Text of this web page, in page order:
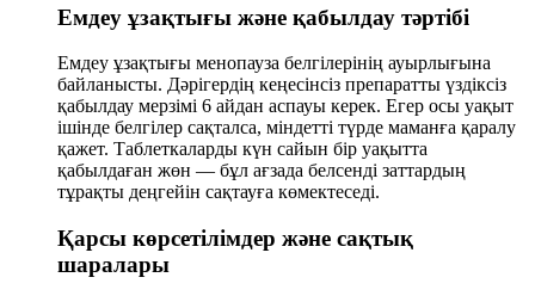
Емдеу ұзақтығы және қабылдау тәртібі
Емдеу ұзақтығы менопауза белгілерінің ауырлығына
байланысты. Дәрігердің кеңесінсіз препаратты үздіксіз
қабылдау мерзімі 6 айдан аспауы керек. Егер осы уақыт
ішінде белгілер сақталса, міндетті түрде маманға қаралу
қажет. Таблеткаларды күн сайын бір уақытта
қабылдаған жөн — бұл ағзада белсенді заттардың
тұрақты деңгейін сақтауға көмектеседі.
Қарсы көрсетілімдер және сақтық
шаралары